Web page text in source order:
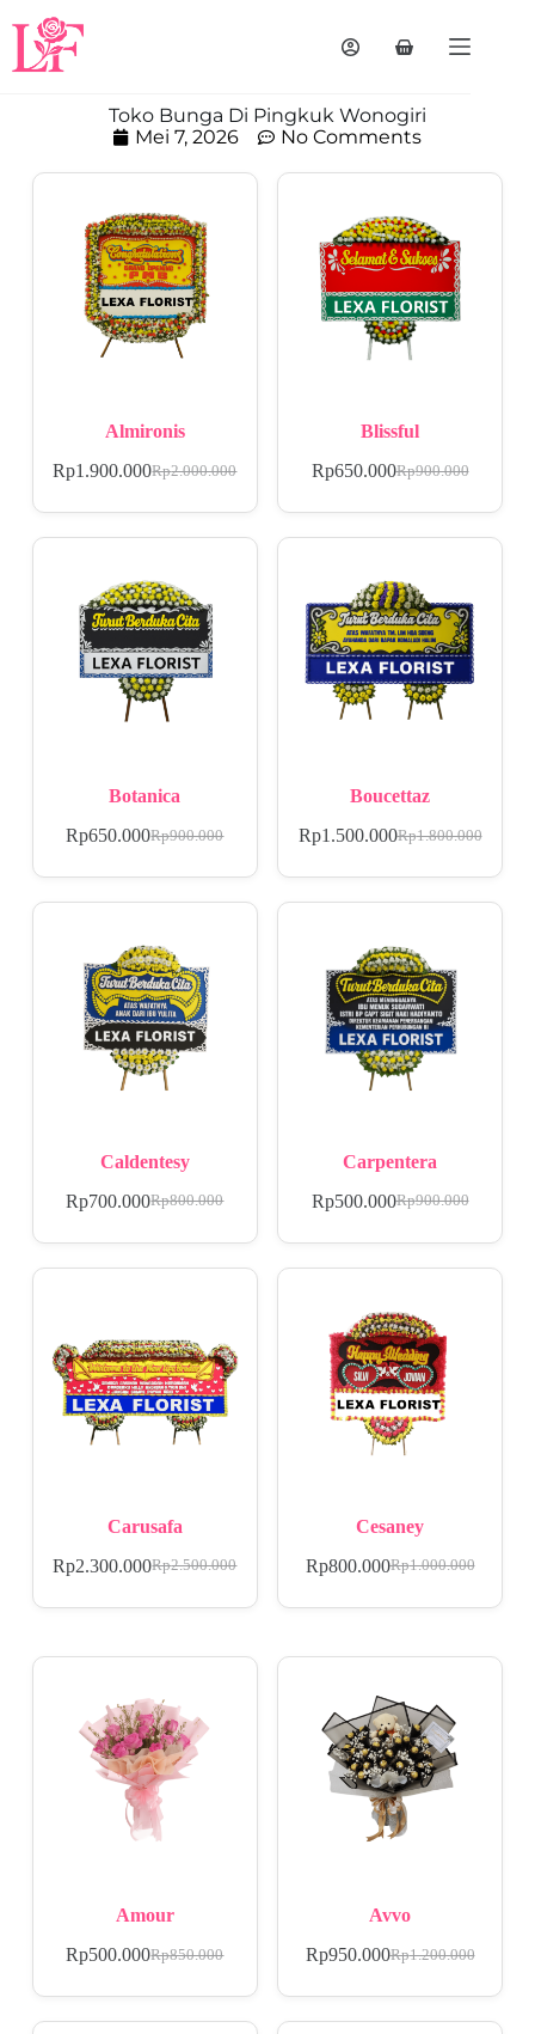
Toko Bunga Di Pingkuk Wonogiri
Mei 7, 2026
No Comments
Almironis
Rp2.000.000
Rp1.900.000
Blissful
Rp900.000
Rp650.000
Botanica
Rp900.000
Rp650.000
Boucettaz
Rp1.800.000
Rp1.500.000
Caldentesy
Rp800.000
Rp700.000
Carpentera
Rp900.000
Rp500.000
Carusafa
Rp2.500.000
Rp2.300.000
Cesaney
Rp1.000.000
Rp800.000
Amour
Rp850.000
Rp500.000
Avvo
Rp1.200.000
Rp950.000